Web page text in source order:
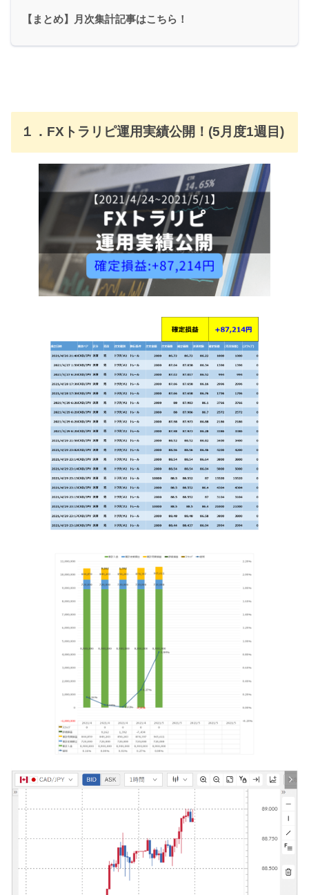
【まとめ】月次集計記事はこちら！
１．FXトラリピ運用実績公開！(5月度1週目)